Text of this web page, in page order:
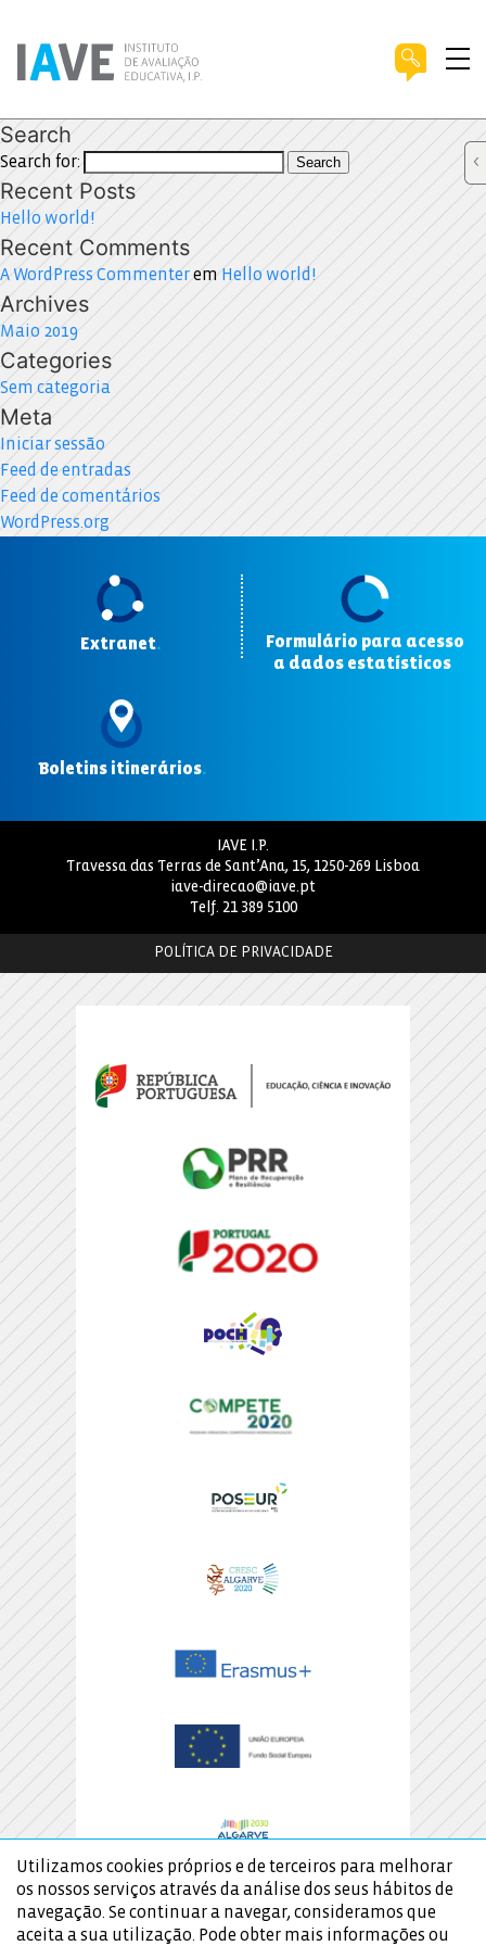
Search
Search for: Search
Recent Posts
Hello world!
Recent Comments
A WordPress Commenterem Hello world!
Archives
Maio 2019
Categories
Sem categoria
Meta
Iniciar sessão
Feed de entradas
Feed de comentários
WordPress.org
Extranet.
Formulário para acesso
a dados estatísticos
Boletins itinerários.
IAVE I.P.
Travessa das Terras de Sant’Ana, 15, 1250-269 Lisboa
iave-direcao@iave.pt
Telf. 21 389 5100
POLÍTICA DE PRIVACIDADE
Utilizamos cookies próprios e de terceiros para melhorar
os nossos serviços através da análise dos seus hábitos de
navegação. Se continuar a navegar, consideramos que
aceita a sua utilização. Pode obter mais informações ou